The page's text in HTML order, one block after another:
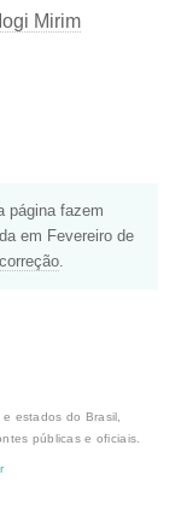
Mirim
página fazem
em Fevereiro de
.
estados do Brasil,
públicas e oficiais.